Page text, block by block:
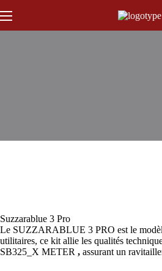
Suzzarablue 3 Pro
Le SUZZARABLUE 3 PRO est le
utilitaires, ce kit allie les qualités
SB325_X METER , assurant un